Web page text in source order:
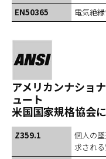
EN50365 電気絶
アメリカンナショ
ュート
米国国家規格協会
Z359.1
個人の
求され